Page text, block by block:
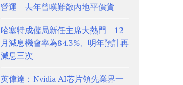
營運 去年曾嘆難敵內地平價貨
哈塞特成儲局新任主席大熱門 12
月減息機會率為84.3%、明年預計再
減息三次
英偉達：Nvidia AI芯片領先業界一